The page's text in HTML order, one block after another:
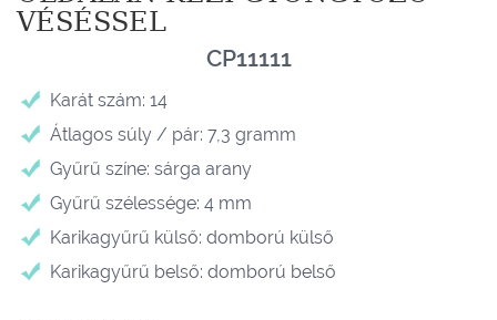
VÉSÉSSEL
CP11111
Karát szám: 14
Átlagos súly / pár: 7,3 gramm
Gyűrű színe: sárga arany
Gyűrű szélessége: 4 mm
Karikagyűrű külső: domború külső
Karikagyűrű belső: domború belső